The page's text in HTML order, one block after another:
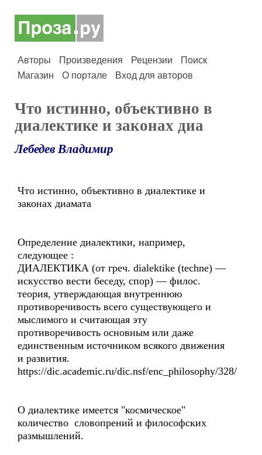
Авторы Произведения Рецензии
Поиск
Магазин
О портале Вход для авторов
Что истинно, объективно в
диалектике и законах диа
Лебедев Владимир
Что истинно, объективно в диалектике и
законах диамата
Определение диалектики, например,
следующее :
ДИАЛЕКТИКА (от греч. dialektike (techne) —
искусство вести беседу, спор) — филос.
теория, утверждающая внутреннюю
противоречивость всего существующего и
мыслимого и считающая эту
противоречивость основным или даже
единственным источником всякого движения
и развития.
https://dic.academic.ru/dic.nsf/enc_philosophy/328/
О диалектике имеется "космическое"
количество словопрений и философских
размышлений.